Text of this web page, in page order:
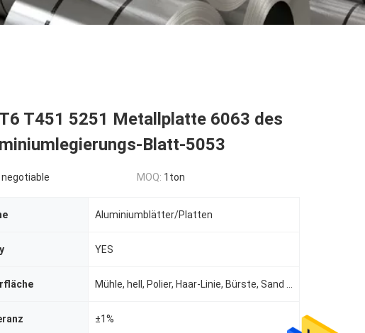
T451 5251 Metallplatte 6063 des
Blatt-5053
negotiable MOQ: 1ton
Aluminiumblätter/Platten
YES
±1%